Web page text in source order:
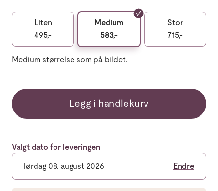
Liten
495,-
Medium
583,-
Stor
715,-
Medium størrelse som på bildet.
Legg i handlekurv
Valgt dato for leveringen
lørdag 08. august 2026 Endre